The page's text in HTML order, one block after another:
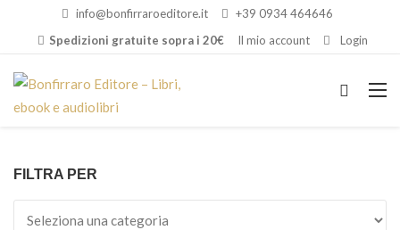
info@bonfirraroeditore.it
+39 0934 464646
Spedizioni gratuite sopra i 20€
Il mio account Login
FILTRA PER